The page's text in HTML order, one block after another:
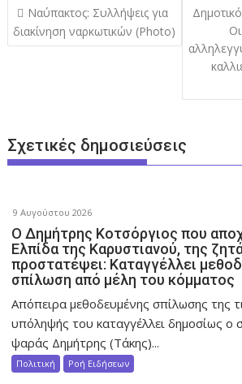
Π
λ
σ
η
θ
ρ
ω
ν
Nαύπακτος: Συλλήψεις για
διακίνηση ναρκωτικών (Photo)
Σχετικές δημοσιεύσεις
9 Αυγούστου 2026
O Δημήτρης Κοτσόργιος που
Ελπίδα της Καρυστιανού, της
προστατέψει: Καταγγέλλει
σπίλωση από μέλη του κόμματος
Απόπειρα μεθοδευμένης σπίλωσης της
υπόληψής του καταγγέλλει δημοσίως ο
ψαράς Δημήτρης (Τάκης)...
Πολιτική Ροή Ειδήσεων